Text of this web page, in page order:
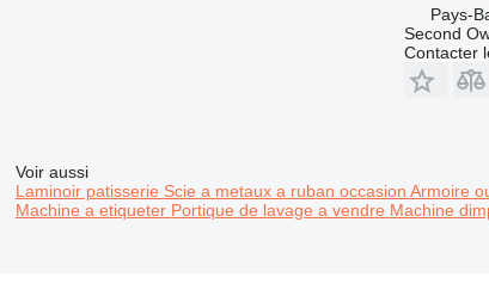
Pays-
Second
Contacter
Voir aussi
Laminoir patisserie Scie a metaux a ruban occasion Armoire
Machine a etiqueter Portique de lavage a vendre Machine